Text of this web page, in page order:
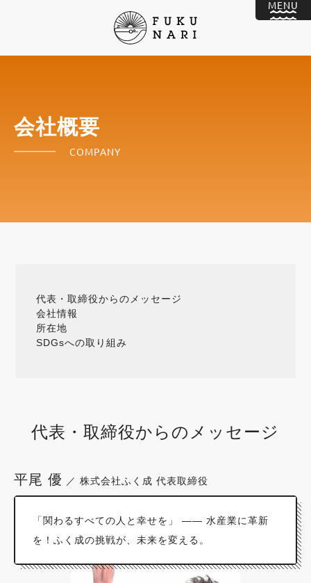
会社概要
COMPANY
代表・取締役からのメッセージ
会社情報
所在地
SDGsへの取り組み
代表・取締役からのメッセージ
平尾 優 ／ 株式会社ふく成 代表取締役
「関わるすべての人と幸せを」 —— 水産業に革新
を！ふく成の挑戦が、未来を変える。